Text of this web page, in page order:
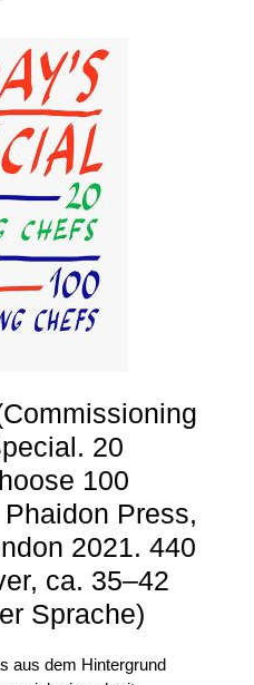
20
100
Press,
2021. 440
ca. 35–42
Sprache)
aus dem Hintergrund